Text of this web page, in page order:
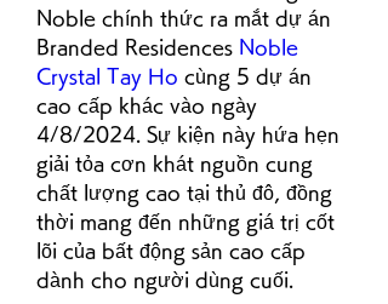
Noble chính thức ra mắt dự án
Branded Residences Noble
Crystal Tay Ho cùng 5 dự án
cao cấp khác vào ngày
4/8/2024. Sự kiện này hứa hẹn
giải tỏa cơn khát nguồn cung
chất lượng cao tại thủ đô, đồng
thời mang đến những giá trị cốt
lõi của bất động sản cao cấp
dành cho người dùng cuối.